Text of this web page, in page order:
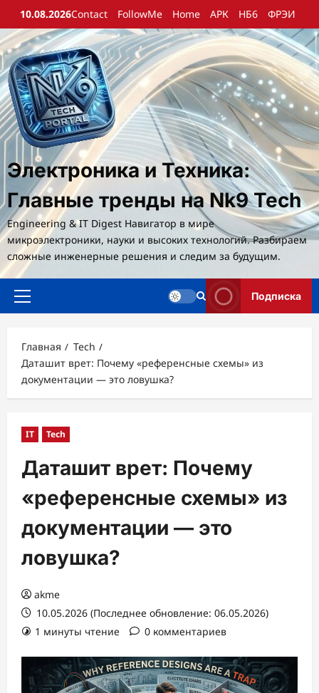
Перейти
содержимому
10.08.2026Contact FollowMe Home АРК НБ6 ФРЭИ
Электроника и Техника:
Главные тренды на Nk9 Tech
Engineering & IT Digest Навигатор в мире
микроэлектроники, науки и высоких технологий. Разбираем
сложные инженерные решения и следим за будущим.
Основное
Подписка
Главная
Tech
Даташит врет: Почему «референсные схемы» из
документации — это ловушка?
IT Tech
Даташит врет: Почему
«референсные схемы» из
документации — это
ловушка?
akme
10.05.2026 (Последнее обновление: 06.05.2026)
1 минуты чтение
0 комментариев